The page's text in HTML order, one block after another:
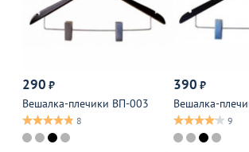
290 ₽
Вешалка-плечики ВП-003
8
390 ₽
Вешалка-
9